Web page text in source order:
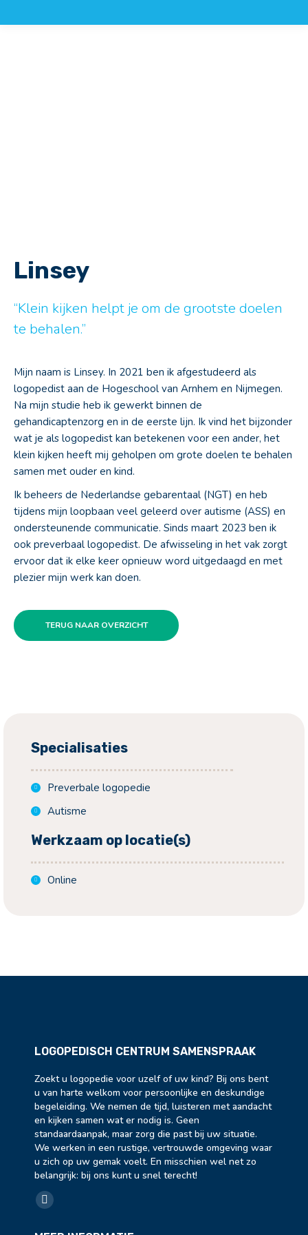
Linsey
“Klein kijken helpt je om de grootste doelen
te behalen.”
Mijn naam is Linsey. In 2021 ben ik afgestudeerd als
logopedist aan de Hogeschool van Arnhem en Nijmegen.
Na mijn studie heb ik gewerkt binnen de
gehandicaptenzorg en in de eerste lijn. Ik vind het bijzonder
wat je als logopedist kan betekenen voor een ander, het
klein kijken heeft mij geholpen om grote doelen te behalen
samen met ouder en kind.
Ik beheers de Nederlandse gebarentaal (NGT) en heb
tijdens mijn loopbaan veel geleerd over autisme (ASS) en
ondersteunende communicatie. Sinds maart 2023 ben ik
ook preverbaal logopedist. De afwisseling in het vak zorgt
ervoor dat ik elke keer opnieuw word uitgedaagd en met
plezier mijn werk kan doen.
TERUG NAAR OVERZICHT
Specialisaties
Preverbale logopedie
Autisme
Werkzaam op locatie(s)
Online
LOGOPEDISCH CENTRUM SAMENSPRAAK
Zoekt u logopedie voor uzelf of uw kind? Bij ons bent
u van harte welkom voor persoonlijke en deskundige
begeleiding. We nemen de tijd, luisteren met aandacht
en kijken samen wat er nodig is. Geen
standaardaanpak, maar zorg die past bij uw situatie.
We werken in een rustige, vertrouwde omgeving waar
u zich op uw gemak voelt. En misschien wel net zo
belangrijk: bij ons kunt u snel terecht!
Vind ons op:
Facebook